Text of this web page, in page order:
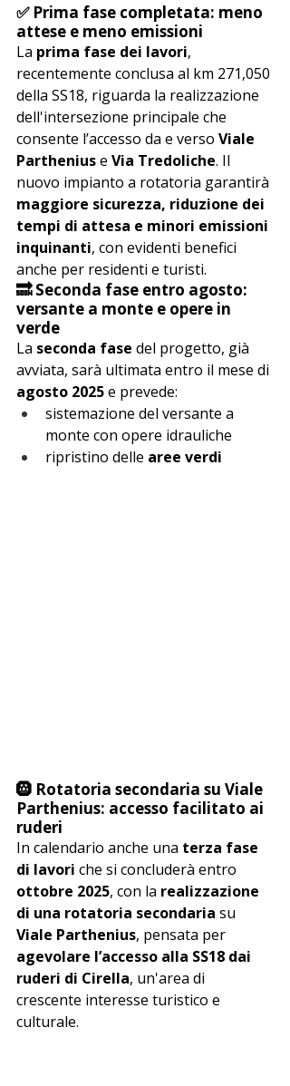
✅ Prima fase completata: meno
attese e meno emissioni
La prima fase dei lavori,
recentemente conclusa al km 271,050
della SS18, riguarda la realizzazione
dell'intersezione principale che
consente l’accesso da e verso Viale
Parthenius e Via Tredoliche. Il
nuovo impianto a rotatoria garantirà
maggiore sicurezza, riduzione dei
tempi di attesa e minori emissioni
inquinanti, con evidenti benefici
anche per residenti e turisti.
🔜 Seconda fase entro agosto:
versante a monte e opere in
verde
La seconda fase del progetto, già
avviata, sarà ultimata entro il mese di
agosto 2025 e prevede:
sistemazione del versante a
monte con opere idrauliche
ripristino delle aree verdi
🛞 Rotatoria secondaria su Viale
Parthenius: accesso facilitato ai
ruderi
In calendario anche una terza fase
di lavori che si concluderà entro
ottobre 2025, con la realizzazione
di una rotatoria secondaria su
Viale Parthenius, pensata per
agevolare l’accesso alla SS18 dai
ruderi di Cirella, un'area di
crescente interesse turistico e
culturale.